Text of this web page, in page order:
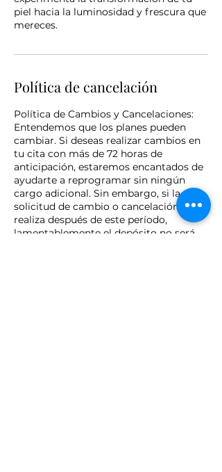
piel hacia la luminosidad y frescura que
mereces.
Política de cancelación
Política de Cambios y Cancelaciones:
Entendemos que los planes pueden
cambiar. Si deseas realizar cambios en
tu cita con más de 72 horas de
anticipación, estaremos encantados de
ayudarte a reprogramar sin ningún
cargo adicional. Sin embargo, si la
solicitud de cambio o cancelación se
realiza después de este período,
lamentablemente el depósito no será